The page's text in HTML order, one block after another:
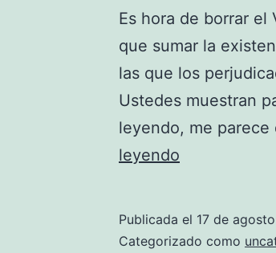
Es hora de borrar el
que sumar la
las que los
Ustedes muestran
leyendo, me
leyendo
amazon
Publicada el 17 de
Categorizado como